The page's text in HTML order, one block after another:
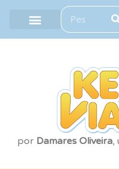
por Damares Oliveira,